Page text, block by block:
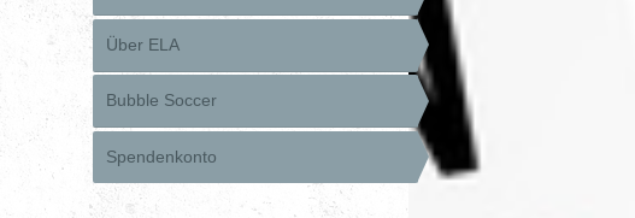
Über ELA
Bubble Soccer
Spendenkonto